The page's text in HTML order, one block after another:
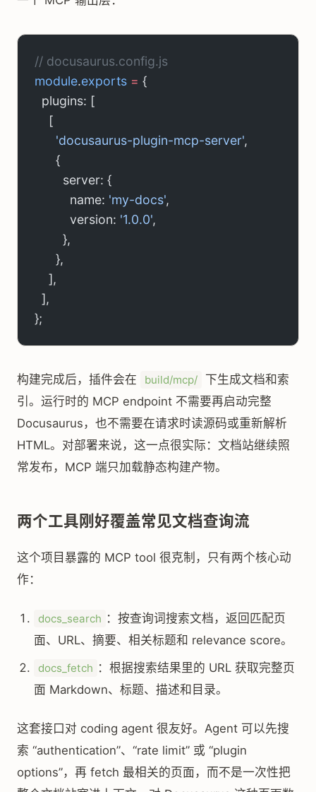
// docusaurus.config.js
module.exports = {
  plugins: [
    [
      'docusaurus-plugin-mcp-server'
,
      {
        server: {
          name:
'my-docs',
          version:
'1.0.0',
        },
      },
    ],
  ],
};
构建完成后，插件会在 build/mcp/
下生成文档和索
引。运行时的 MCP endpoint 不需要再启动完整
Docusaurus，也不需要在请求时读源码或重新解析
HTML。对部署来说，这一点很实际：文档站继续照
常发布，MCP 端只加载静态构建产物。
两个工具刚好覆盖常见文档查询流
这个项目暴露的 MCP tool 很克制，只有两个核心动
作：
docs_search ：按查询词搜索文档，返回匹配页
面、URL、摘要、相关标题和 relevance score。
docs_fetch ：根据搜索结果里的 URL 获取完整页
面 Markdown、标题、描述和目录。
这套接口对 coding agent 很友好。Agent 可以先搜
索 “authentication”、“rate limit” 或 “plugin
options”，再 fetch 最相关的页面，而不是一次性把